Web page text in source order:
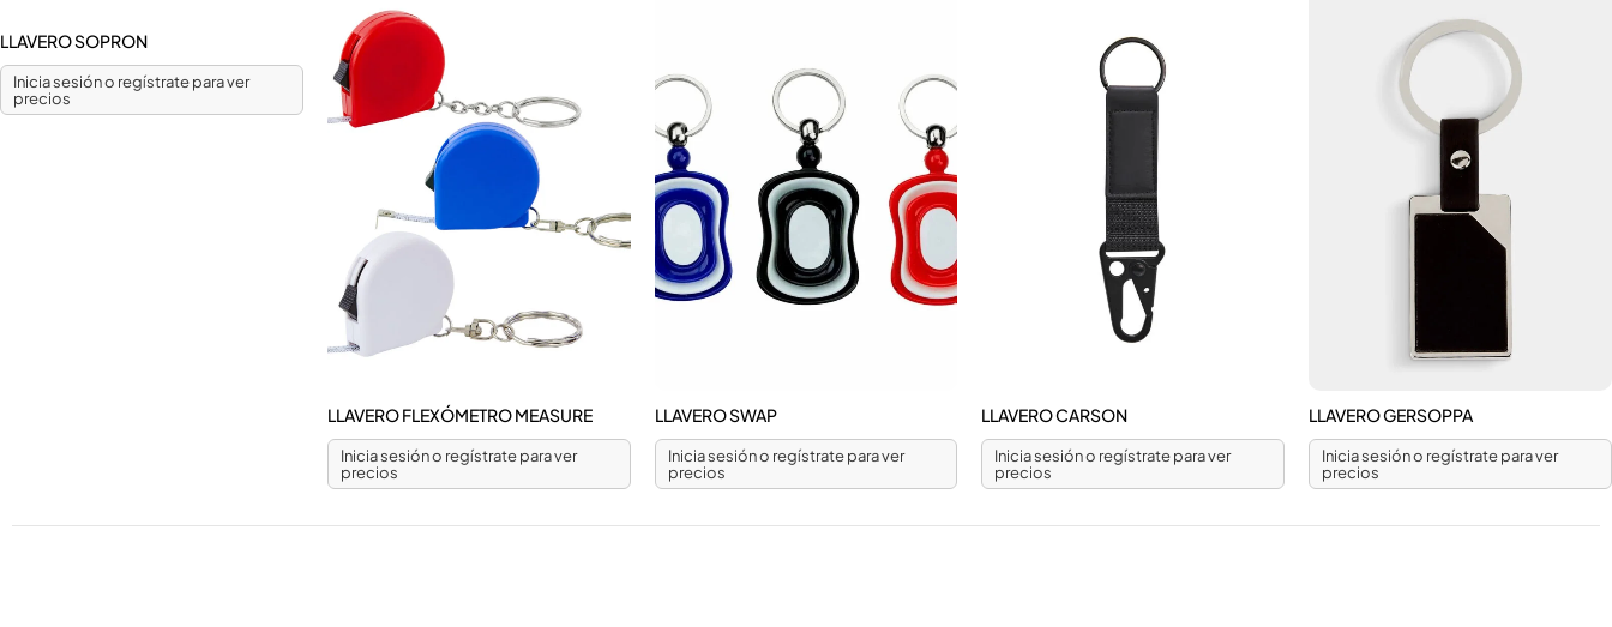
LLAVERO SOPRON
Inicia sesión o regístrate para ver
precios
LLAVERO FLEXÓMETRO MEASURE
Inicia sesión o regístrate para ver
precios
LLAVERO SWAP
Inicia sesión o regístrate para ver
precios
LLAVERO CARSON
Inicia sesión o regístrate para ver
precios
LLAVERO GERSOPPA
Inicia sesión o regístrate para ver
precios